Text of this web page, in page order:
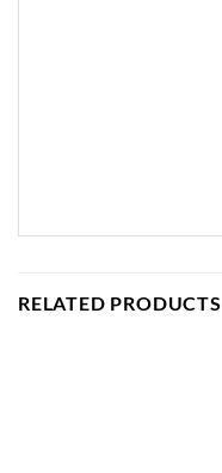
RELATED PRODUCTS